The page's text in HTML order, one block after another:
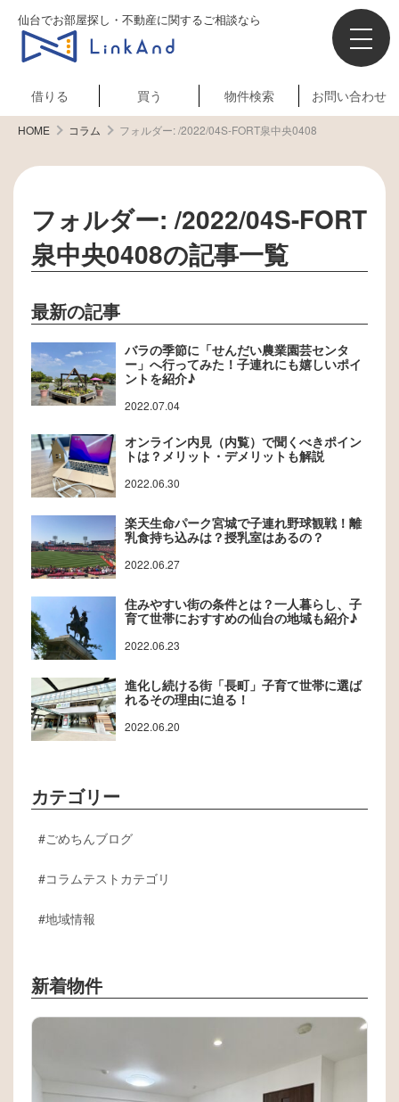
仙台でお部屋探し・不動産に関するご相談なら
借りる 買う 物件検索 お問い合わせ
HOME コラム フォルダー:/2022/04S-FORT泉中央0408
フォルダー:/2022/04S-FORT
泉中央0408の記事一覧
最新の記事
バラの季節に「せんだい農業園芸センタ
ー」へ行ってみた！子連れにも嬉しいポイ
ントを紹介♪
2022.07.04
オンライン内見（内覧）で聞くべきポイン
トは？メリット・デメリットも解説
2022.06.30
楽天生命パーク宮城で子連れ野球観戦！離
乳食持ち込みは？授乳室はあるの？
2022.06.27
住みやすい街の条件とは？一人暮らし、子
育て世帯におすすめの仙台の地域も紹介♪
2022.06.23
進化し続ける街「長町」子育て世帯に選ば
れるその理由に迫る！
2022.06.20
カテゴリー
ごめちんブログ
コラムテストカテゴリ
地域情報
新着物件